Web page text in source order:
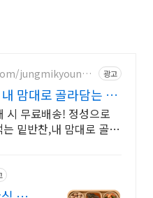
jungmikyoungk
광고
맘대로 골라담는 매
시 무료배송! 정성으로
밑반찬,내 맘대로 골라